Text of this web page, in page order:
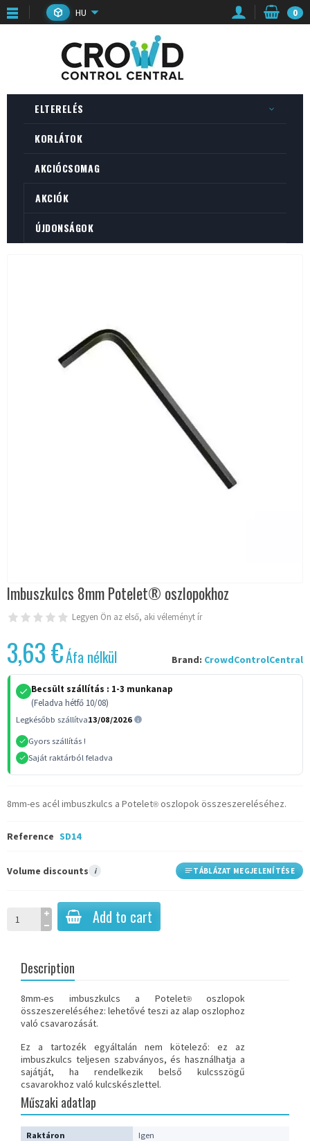
HU 0
ELTERELÉS
KORLÁTOK
AKCIÓCSOMAG
AKCIÓK
ÚJDONSÁGOK
Imbuszkulcs 8mm Potelet® oszlopokhoz
Legyen Ön az első, aki véleményt ír
Brand: CrowdControlCentral
3,63 €Áfa nélkül
Becsült szállítás : 1-3 munkanap
(Feladva hétfő 10/08)
Legkésőbb szállítva13/08/2026
Gyors szállítás !
Saját raktárból feladva
8mm-es acél imbuszkulcs a Potelet® oszlopok összeszereléséhez.
Reference SD14
Volume discounts i TÁBLÁZAT MEGJELENÍTÉSE
Add to cart
Description
8mm-es imbuszkulcs a Potelet®oszlopok
összeszereléséhez: lehetővé teszi az alap oszlophoz
való csavarozását.
Ez a tartozék egyáltalán nem kötelező: ez az
imbuszkulcs teljesen szabványos, és használhatja a
sajátját, ha rendelkezik belső kulcsszögű
csavarokhoz való kulcskészlettel.
Műszaki adatlap
Raktáron Igen